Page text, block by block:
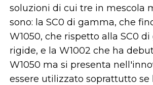
soluzioni di cui tre in mescola
sono: la SC0 di gamma, che
W1050, che rispetto alla SC0
rigide, e la W1002 che ha
W1050 ma si presenta
essere utilizzato soprattutto